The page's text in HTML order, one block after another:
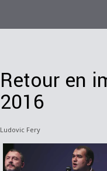
Retour en
2016
Ludovic Fery